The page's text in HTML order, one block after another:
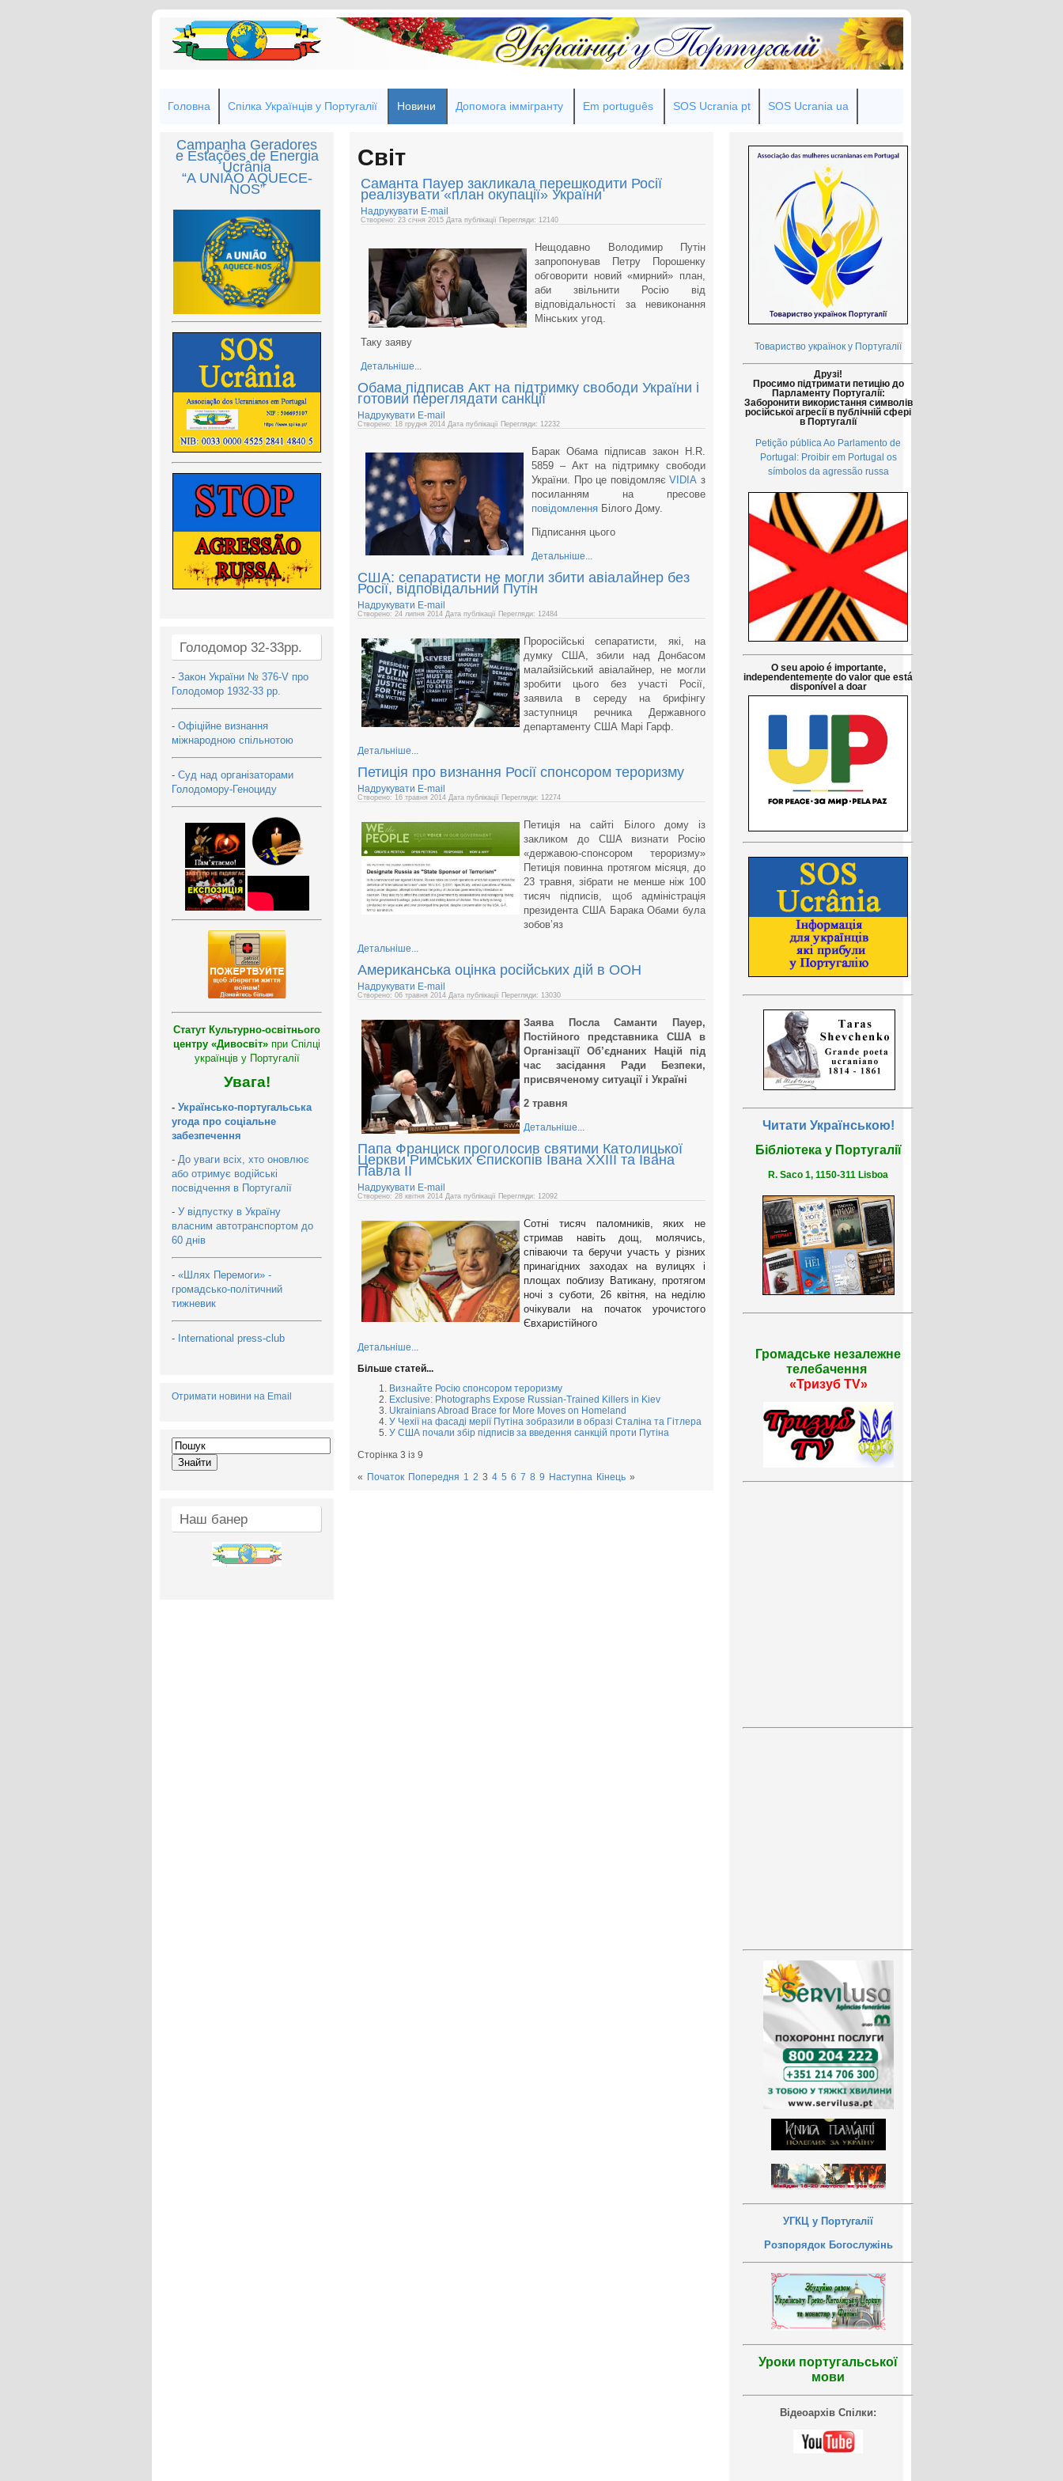
Головна Спілка Українців у Португалії Новини Допомога іммігранту Em português SOS Ucrania pt SOS Ucrania ua
Campanha Geradores
e Estações de Energia
Ucrânia
“A UNIÃO AQUECE-
NOS”
Голодомор 32-33рр.
- Закон України № 376-V про
Голодомор 1932-33 рр.
- Офіційне визнання
міжнародною спільнотою
- Суд над організаторами
Голодомору-Геноциду
Статут Культурно-освітнього
центру «Дивосвіт» при Спілці
українців у Португалії
Увага!
- Українсько-португальська
угода про соціальне
забезпечення
- До уваги всіх, хто оновлює
або отримує водійські
посвідчення в Португалії
- У відпустку в Україну
власним автотранспортом до
60 днів
- «Шлях Перемоги» -
громадсько-політичний
тижневик
- International press-club
Отримати новини на Email
Наш банер
Світ
Саманта Пауер закликала перешкодити Росії
реалізувати «план окупації» України
Надрукувати E-mail
Створено: 23 січня 2015 Дата публікації Перегляди: 12140
Нещодавно Володимир Путін
запропонував Петру Порошенку
обговорити новий «мирний» план,
аби звільнити Росію від
відповідальності за невиконання
Мінських угод.
Таку заяву
Детальніше...
Обама підписав Акт на підтримку свободи України і
готовий переглядати санкції
Надрукувати E-mail
Створено: 18 грудня 2014 Дата публікації Перегляди: 12232
Барак Обама підписав закон H.R.
5859 – Акт на підтримку свободи
України. Про це повідомляєVIDIA з
посиланням на пресове
повідомлення Білого Дому.
Підписання цього
Детальніше...
США: сепаратисти не могли збити авіалайнер без
Росії, відповідальний Путін
Надрукувати E-mail
Створено: 24 липня 2014 Дата публікації Перегляди: 12484
Проросійські сепаратисти, які, на
думку США, збили над Донбасом
малайзійський авіалайнер, не могли
зробити цього без участі Росії,
заявила в середу на брифінгу
заступниця речника Державного
департаменту США Марі Гарф.
Детальніше...
Петиція про визнання Росії спонсором тероризму
Надрукувати E-mail
Створено: 16 травня 2014 Дата публікації Перегляди: 12274
Петиція на сайті Білого дому із
закликом до США визнати Росію
«державою-спонсором тероризму»
Петиція повинна протягом місяця, до
23 травня, зібрати не менше ніж 100
тисяч підписів, щоб адміністрація
президента США Барака Обами була
зобов’яз
Детальніше...
Американська оцінка російських дій в ООН
Надрукувати E-mail
Створено: 06 травня 2014 Дата публікації Перегляди: 13030
Заява Посла Саманти Пауер,
Постійного представника США в
Організації Об’єднаних Націй під
час засідання Ради Безпеки,
присвяченому ситуації і Україні
2 травня
Детальніше...
Папа Франциск проголосив святими Католицької
Церкви Римських Єпископів Івана ХХІІІ та Івана
Павла ІІ
Надрукувати E-mail
Створено: 28 квітня 2014 Дата публікації Перегляди: 12092
Сотні тисяч паломників, яких не
стримав навіть дощ, молячись,
співаючи та беручи участь у різних
принагідних заходах на вулицях і
площах поблизу Ватикану, протягом
ночі з суботи, 26 квітня, на неділю
очікували на початок урочистого
Євхаристійного
Детальніше...
Більше статей...
Визнайте Росію спонсором тероризму
Exclusive: Photographs Expose Russian-Trained Killers in Kiev
Ukrainians Abroad Brace for More Moves on Homeland
У Чехії на фасаді мерії Путіна зобразили в образі Сталіна та Гітлера
У США почали збір підписів за введення санкцій проти Путіна
Сторінка 3 із 9
« Початок Попередня 1 2 3 4 5 6 7 8 9 Наступна Кінець »
Товариство українок у Португалії
Друзі!
Просимо підтримати петицію до
Парламенту Португалії:
Заборонити використання символів
російської агресії в публічній сфері
в Португалії
Petição pública Ao Parlamento de
Portugal: Proibir em Portugal os
símbolos da agressão russa
O seu apoio é importante,
independentemente do valor que está
disponível a doar
Читати Українською!
Бібліотека у Португалії
R. Saco 1, 1150-311 Lisboa
Громадське незалежне
телебачення
«Тризуб TV»
УГКЦ у Португалії
Розпорядок Богослужінь
Уроки португальської
мови
Відеоархів Спілки: